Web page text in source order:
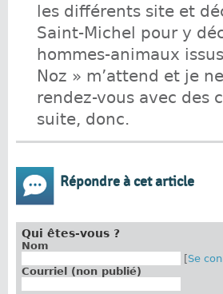
les différents site et
Saint-Michel pour y
hommes-animaux
Noz » m’attend et je
rendez-vous avec des
suite, donc.
Répondre à cet article
Qui êtes-vous ?
Nom
[Se
Courriel (non publié)